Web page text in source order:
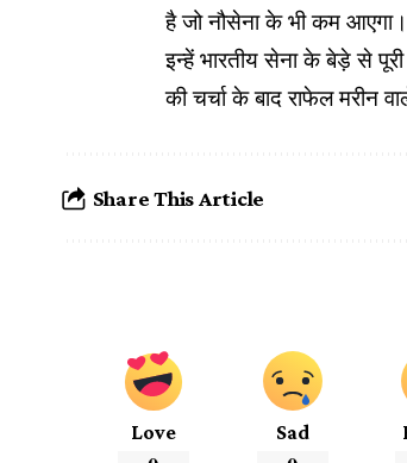
है जो नौसेना के भी कम
इन्हें भारतीय सेना के बेड़े से
की चर्चा के बाद राफेल मरीन
Share This Article
Love Sad